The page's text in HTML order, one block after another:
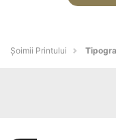
Şoimii Printului